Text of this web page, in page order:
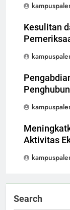
Kesulitan
Aktivitas
Search